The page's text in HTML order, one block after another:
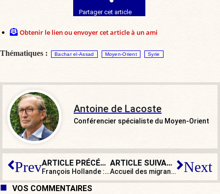
Partager cet article
Obtenir le lien ou envoyer cet article à un ami
Thématiques : Bachar el-Assad Moyen-Orient Syrie
Antoine de Lacoste
Conférencier spécialiste du Moyen-Orient
Prev ARTICLE PRÉCÉDENT
François Hollande : « Je suis là pour donner des leçons »
ARTICLE SUIVANT
Accueil des migrants : le livre d’un vicaire coupé du monde Next
VOS COMMENTAIRES